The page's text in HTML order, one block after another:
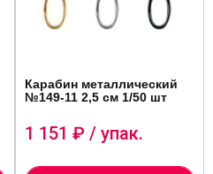
Карабин металлический
№149-11 2,5 см 1/50 шт
1 151 ₽ / упак.